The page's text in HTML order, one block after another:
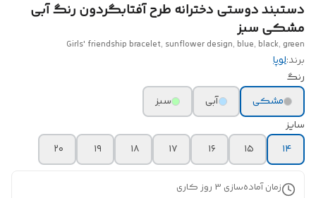
دستبند دوستی دخترانه طرح آفتابگردون رنگ آبی
مشکی سبز
Girls' friendship bracelet, sunflower design, blue, black, green
برند:لوپا
رنگ
مشکی
آبی
سبز
سایز
۱۴
۱۵ ۱۶ ۱۷ ۱۸ ۱۹ ۲۰
زمان آماده‌سازی 3 روز کاری